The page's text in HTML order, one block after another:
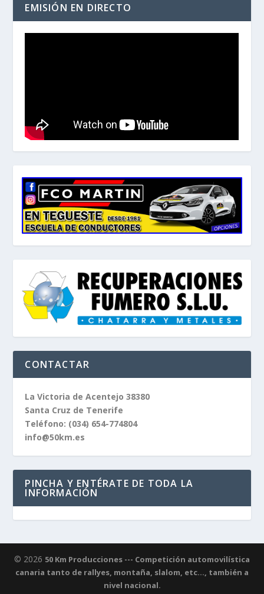
EMISIÓN EN DIRECTO
CONTACTAR
La Victoria de Acentejo 38380
Santa Cruz de Tenerife
Teléfono: (034) 654-774804
info@50km.es
PINCHA Y ENTÉRATE DE TODA LA
INFORMACIÓN
© 2026 50 Km Producciones --- Competición automovilística
canaria tanto de rallyes, montaña, slalom, etc..., también a
nivel nacional.